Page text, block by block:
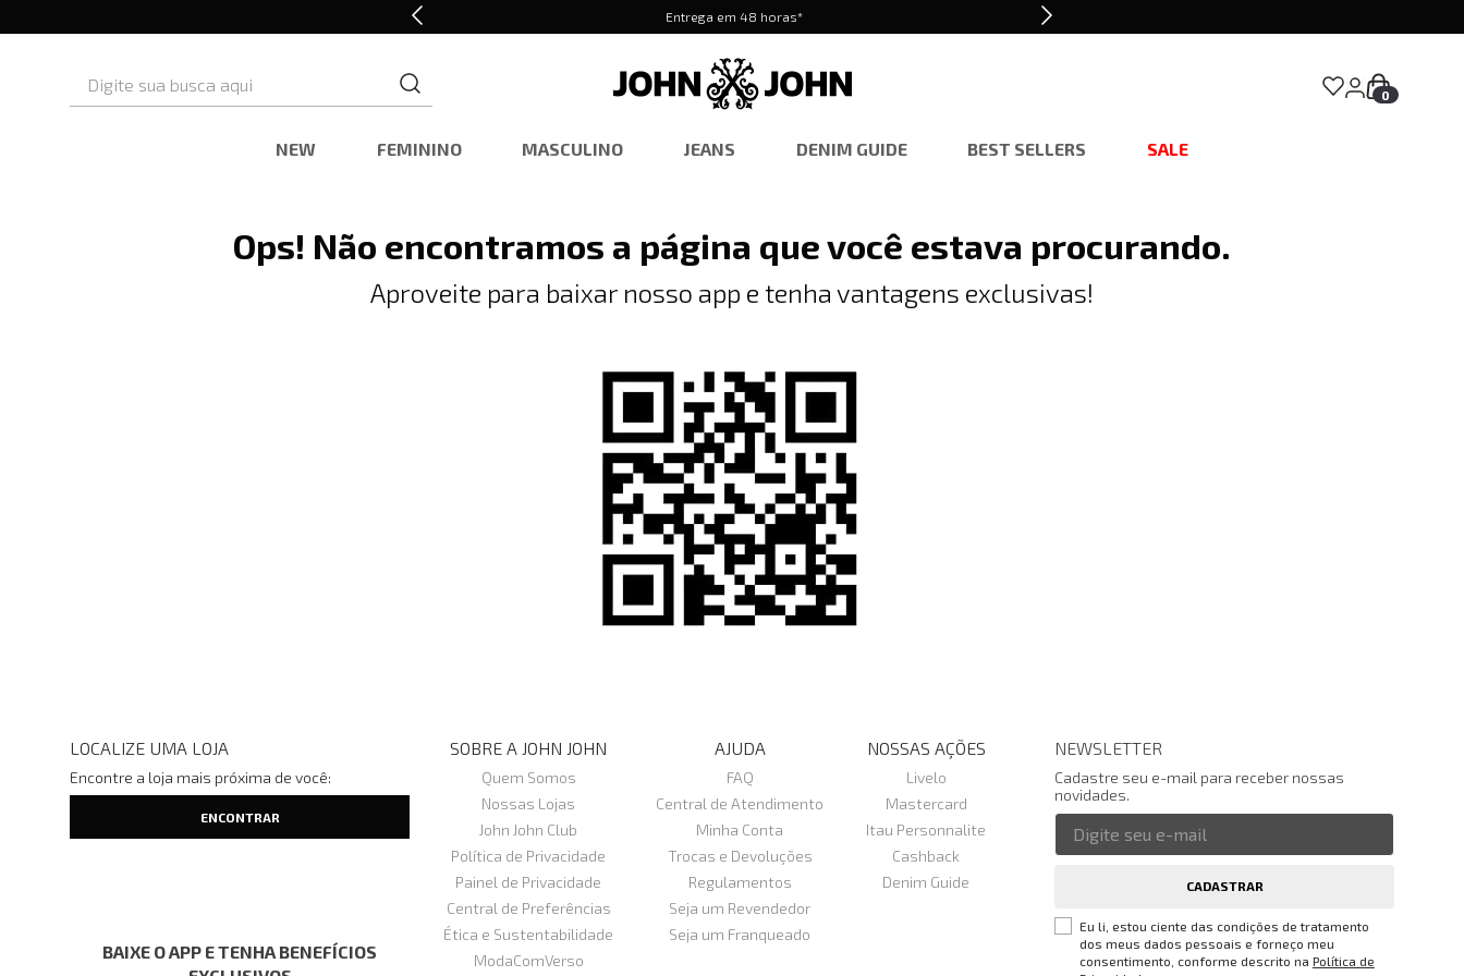
Entrega em 48 horas*
0
NEW FEMININO MASCULINO JEANS DENIM GUIDE BEST SELLERS SALE
Ops! Não encontramos a página que você estava procurando.
Aproveite para baixar nosso app e tenha vantagens exclusivas!
LOCALIZE UMA LOJA
Encontre a loja mais próxima de você:
BAIXE O APP E TENHA BENEFÍCIOS
SOBRE A JOHN JOHN
Quem Somos
Nossas Lojas
John John Club
Política de Privacidade
Painel de Privacidade
Central de Preferências
Ética e Sustentabilidade
ModaComVerso
AJUDA
FAQ
Central de Atendimento
Minha Conta
Trocas e Devoluções
Regulamentos
Seja um Revendedor
Seja um Franqueado
NOSSAS AÇÕES
Livelo
Mastercard
Itau Personnalite
Cashback
Denim Guide
NEWSLETTER
Cadastre seu e-mail para receber nossas
novidades.
CADASTRAR
Eu li, estou ciente das condições de tratamento
dos meus dados pessoais e forneço meu
consentimento, conforme descrito na Política de